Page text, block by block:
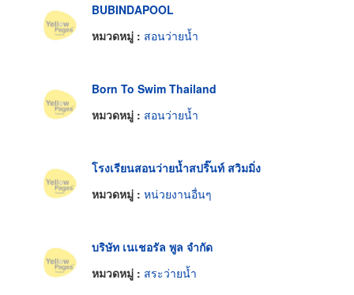
BUBINDAPOOL
หมวดหมู่ : สอนว่ายน้ำ
Born To Swim Thailand
หมวดหมู่ : สอนว่ายน้ำ
โรงเรียนสอนว่ายน้ำสปริ๊นท์ สวิมมิ่ง
หมวดหมู่ : หน่วยงานอื่นๆ
บริษัท เนเชอรัล พูล จำกัด
หมวดหมู่ : สระว่ายน้ำ